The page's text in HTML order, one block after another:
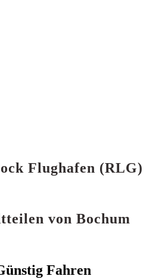
Flughafen (RLG)
von Bochum
Fahren